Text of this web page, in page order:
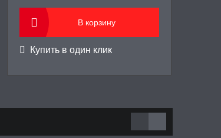
В корзину
Купить в один клик